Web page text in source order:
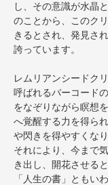
し、その意識が水晶
のことから、このク
きるとされ、発見さ
誇っています。
レムリアンシードク
呼ばれるバーコード
をなぞりながら瞑想
へ覚醒する力を得ら
や閃きを得やすくな
それにより、今まで
き出し、開花させる
「人生の書」ともい